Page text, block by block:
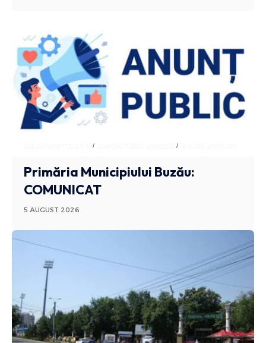
ADMINISTRATIV ANUNTURI BUZAU
Primăria Municipiului Buzău:
COMUNICAT
5 AUGUST 2026